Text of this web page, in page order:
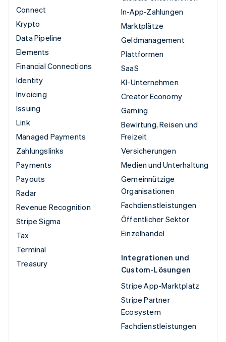
Connect
Krypto
Data Pipeline
Elements
Financial Connections
Identity
Invoicing
Issuing
Link
Managed Payments
Zahlungslinks
Payments
Payouts
Radar
Revenue Recognition
Stripe Sigma
Tax
Terminal
Treasury
In-App-Zahlungen
Marktplätze
Geldmanagement
Plattformen
SaaS
KI-Unternehmen
Creator Economy
Gaming
Bewirtung, Reisen und
Freizeit
Versicherungen
Medien und Unterhaltung
Gemeinnützige
Organisationen
Fachdienstleistungen
Öffentlicher Sektor
Einzelhandel
Integrationen und
Custom-Lösungen
Stripe App-Marktplatz
Stripe Partner
Ecosystem
Fachdienstleistungen